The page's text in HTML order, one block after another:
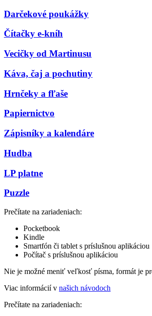
Darčekové poukážky
Čítačky e-kníh
Vecičky od Martinusu
Káva, čaj a pochutiny
Hrnčeky a fľaše
Papiernictvo
Zápisníky a kalendáre
Hudba
LP platne
Puzzle
Prečítate na zariadeniach:
Pocketbook
Kindle
Smartfón či tablet s príslušnou aplikáciou
Počítač s príslušnou aplikáciou
Nie je možné meniť veľkosť písma, formát je
Viac informácií v našich návodoch
Prečítate na zariadeniach: